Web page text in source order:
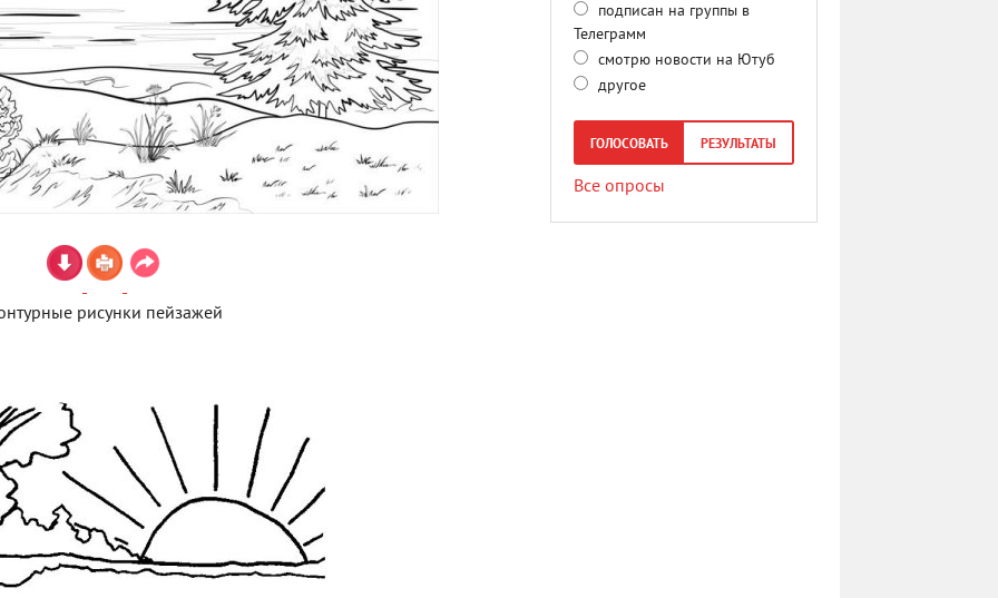
рисунки пейзажей
подписан на группы в
Телеграмм
смотрю новости на Ютуб
другое
ГОЛОСОВАТЬ РЕЗУЛЬТАТЫ
Все опросы